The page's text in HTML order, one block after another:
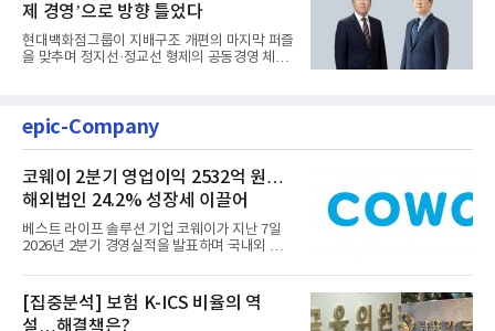
제 경영’으로 방향 틀었다
현대백화점그룹이 지배구조 개편의 마지막 퍼즐
을 맞추며 정지선·정교선 형제의 공동경영 체제
epic-Company
코웨이 2분기 영업이익 2532억 원…
해외법인 24.2% 성장세 이끌어
베스트 라이프 솔루션 기업 코웨이가 지난 7일
2026년 2분기 경영실적을 발표하며 국내외 시
[집중분석] 보험 K-ICS 비율의 역
설…해결책은?